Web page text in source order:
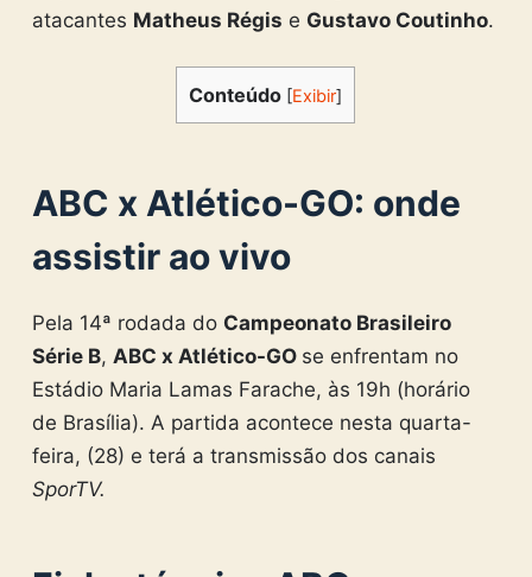
atacantes Matheus Régis e Gustavo Coutinho.
Conteúdo [Exibir]
ABC x Atlético-GO: onde
assistir ao vivo
Pela 14ª rodada do Campeonato Brasileiro
Série B, ABC x Atlético-GO se enfrentam no
Estádio Maria Lamas Farache, às 19h (horário
de Brasília). A partida acontece nesta quarta-
feira, (28) e terá a transmissão dos canais
SporTV.